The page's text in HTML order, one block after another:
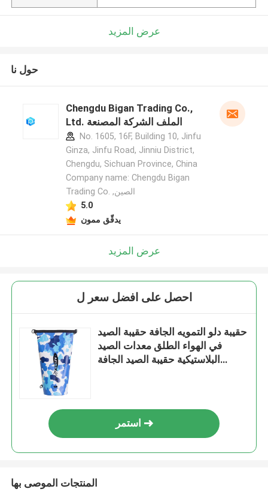
عرض المزيد
حول نا
Chengdu Bigan Trading Co.,
Ltd. الملف الشركة المصنعة
No. 1605, 16F, Building 10, Jinfu
Ginza, Jinfu Road, Jinniu District,
Chengdu, Sichuan Province, China
Company name: Chengdu Bigan
Trading Co. ,الصين
5.0
يدقّق ممون
عرض المزيد
احصل على افضل سعر ل
حقيبة دلو التمويه الجافة حقيبة الصيد
في الهواء الطلق معدات الصيد
البلاستيكية حقيبة الصيد الجافة
استمر
المنتجات الموصى بها